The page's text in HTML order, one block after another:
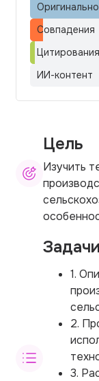
Совпадения
Цитирования
ИИ-контент
Цель
Изучить
Задачи
1.
2.
3.